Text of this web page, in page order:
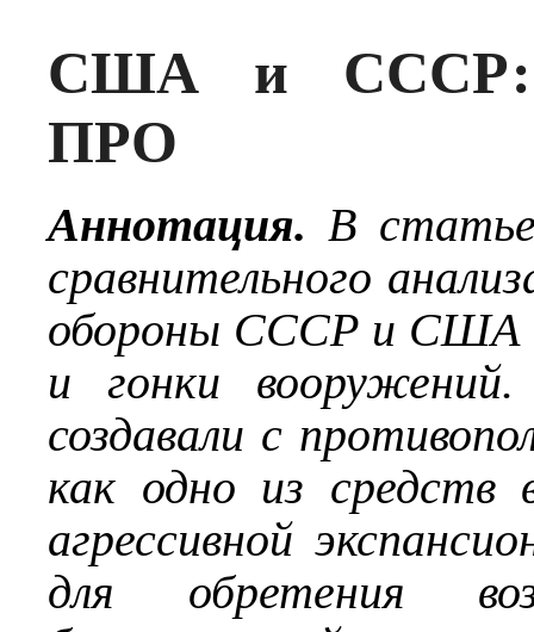
США и СССР:
ПРО
Аннотация. В
сравнительного
обороны СССР и США в
и гонки
создавали с
как одно из средств
агрессивной
для обретения